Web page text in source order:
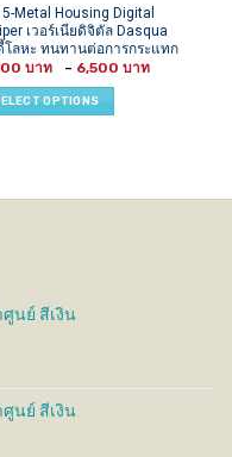
Metal Housing Digital
เวอร์เนียดิจิตัล Dasqua
ลหะ ทนทานต่อการกระแทก
– 6,500
OPTIONS
ศูนย์ สีเงิน
฿
฿
ศูนย์ สีเงิน